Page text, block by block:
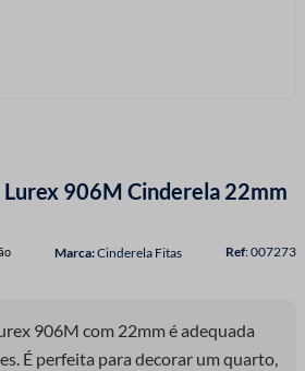
906M Cinderela 22mm
Cinderela Fitas :007273
906M com 22mm é adequada
É perfeita para decorar um quarto,